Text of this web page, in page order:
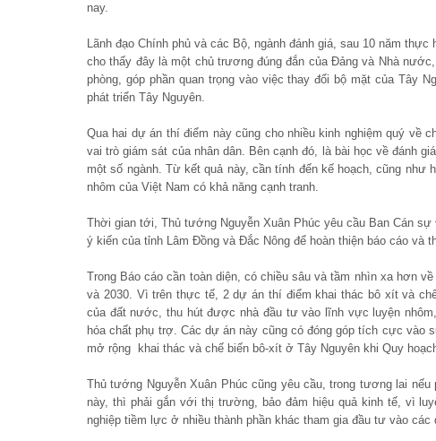
nay.
Lãnh đạo Chính phủ và các Bộ, ngành đánh giá, sau 10 năm
cho thấy đây là một chủ trương đúng đắn của Đảng và Nhà
phòng, góp phần quan trọng vào việc thay đổi bộ mặt của Tây
phát triển Tây Nguyên.
Qua hai dự án thí điểm này cũng cho nhiều kinh nghiệm quý về
vai trò giám sát của nhân dân. Bên cạnh đó, là bài học về đánh
một số ngành. Từ kết quả này, cần tính đến kế hoạch, cũng như
nhôm của Việt Nam có khả năng cạnh tranh.
Thời gian tới, Thủ tướng Nguyễn Xuân Phúc yêu cầu Ban Cán
ý kiến của tỉnh Lâm Đồng và Đắc Nông để hoàn thiện báo cáo và
Trong Báo cáo cần toàn diện, có chiều sâu và tầm nhìn xa hơn
và 2030. Vì trên thực tế, 2 dự án thí điểm khai thác bô xít và
của đất nước, thu hút được nhà đầu tư vào lĩnh vực luyện
hóa chất phụ trợ. Các dự án này cũng có đóng góp tích cực vào
mở rộng khai thác và chế biến bô-xít ở Tây Nguyên khi Quy
Thủ tướng Nguyễn Xuân Phúc cũng yêu cầu, trong tương lai
này, thì phải gắn với thị trường, bảo đảm hiệu quả kinh tế, vì
nghiệp tiềm lực ở nhiều thành phần khác tham gia đầu tư vào các